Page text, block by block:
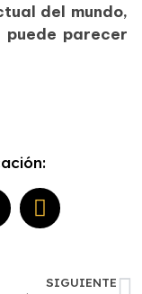
del mundo,
puede parecer
SIGUIENTE